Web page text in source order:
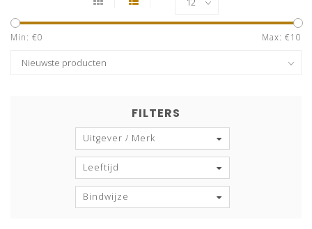
Min: €0 Max: €10
FILTERS
Uitgever / Merk
Leeftijd
Bindwijze